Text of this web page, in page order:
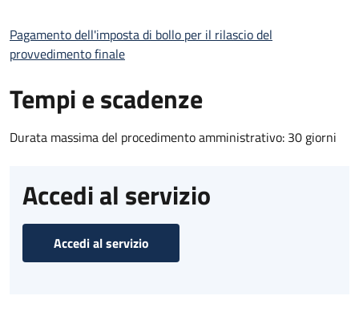
Pagamento dell'imposta di bollo per il rilascio del
provvedimento finale
Tempi e scadenze
Durata massima del procedimento amministrativo: 30 giorni
Accedi al servizio
Accedi al servizio